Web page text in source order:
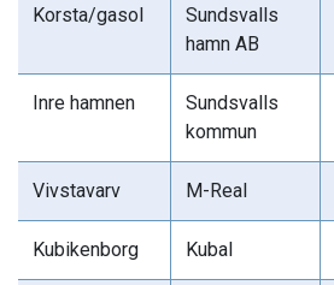
Korsta/gasol
Sundsvalls
hamn AB
Inre hamnen
Sundsvalls
kommun
Vivstavarv M-Real
Kubikenborg Kubal